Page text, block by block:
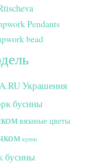
Pendants
bead
Украшения
бусины
вязаные цветы
кулон
бусины